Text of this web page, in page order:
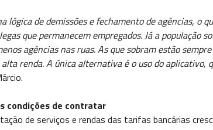
lógica de demissões e fechamento de agências, o
que permanecem empregados. Já a população
agências nas ruas. As que sobram estão
renda. A única alternativa é o uso do aplicativo,
condições de contratar
de serviços e rendas das tarifas bancárias